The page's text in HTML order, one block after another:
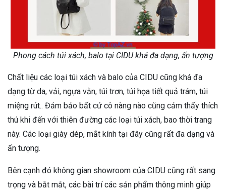
Phong cách túi xách, balo tại CIDU khá đa dạng, ấn tượng
Chất liệu các loại túi xách và balo của CIDU cũng khá đa
dạng từ da, vải, ngựa vằn, túi trơn, túi họa tiết quả trám, túi
miệng rút.. Đảm bảo bất cứ cô nàng nào cũng cảm thấy thích
thú khi đến với thiên đường các loại túi xách, bao thời trang
này. Các loại giày dép, mắt kính tại đây cũng rất đa dạng và
ấn tượng.
Bên cạnh đó không gian showroom của CIDU cũng rất sang
trọng và bắt mắt, các bài trí các sản phẩm thông minh giúp